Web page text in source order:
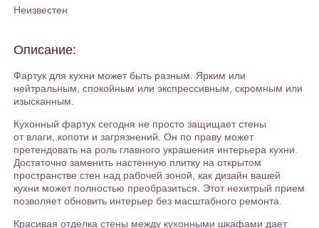
Неизвестен
Описание:
Фартук для кухни может быть разным. Ярким или
нейтральным, спокойным или экспрессивным, скромным или
изысканным.
Кухонный фартук сегодня не просто защищает стены
от влаги, копоти и загрязнений. Он по праву может
претендовать на роль главного украшения интерьера кухни.
Достаточно заменить настенную плитку на открытом
пространстве стен над рабочей зоной, как дизайн вашей
кухни может полностью преобразиться. Этот нехитрый прием
позволяет обновить интерьер без масштабного ремонта.
Красивая отделка стены между кухонными шкафами дает